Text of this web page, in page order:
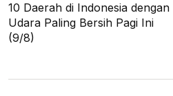
10 Daerah di Indonesia dengan
Udara Paling Bersih Pagi Ini
(9/8)